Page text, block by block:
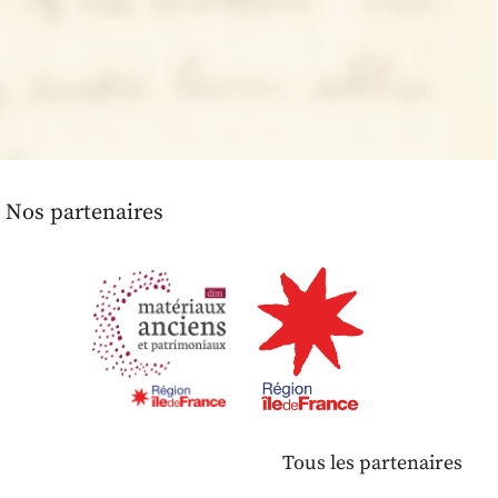
Nos partenaires
Tous les partenaires